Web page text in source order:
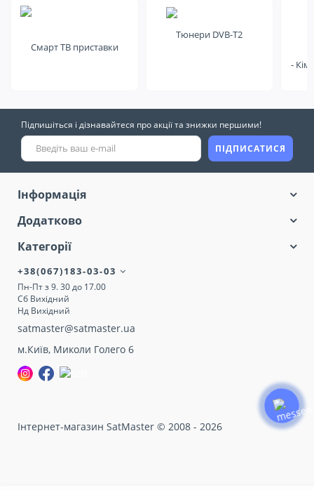
Смарт ТВ приставки
Тюнери DVB-T2
-
Підпишіться і дізнавайтеся про акції та знижки першими!
ПІДПИСАТИСЯ
Інформація
Додатково
Категорії
+38(067)183-03-03
Пн-Пт з 9. 30 до 17.00
Сб Вихідний
Нд Вихідний
satmaster@satmaster.ua
м.Київ, Миколи Голего 6
Інтернет-магазин SatMaster © 2008 - 2026